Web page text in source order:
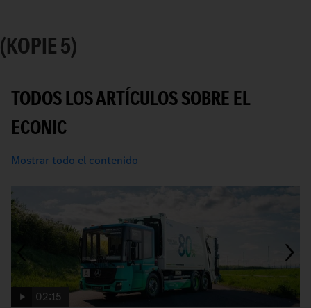
(KOPIE 5)
TODOS LOS ARTÍCULOS SOBRE EL
ECONIC
Mostrar todo el contenido
02:15